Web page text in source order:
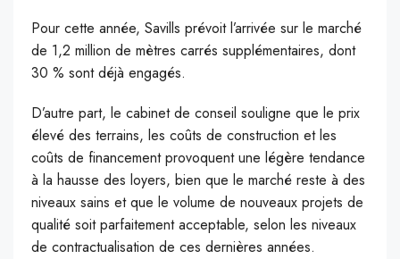
Pour cette année, Savills prévoit l’arrivée sur le marché
de 1,2 million de mètres carrés supplémentaires, dont
30 % sont déjà engagés.
D’autre part, le cabinet de conseil souligne que le prix
élevé des terrains, les coûts de construction et les
coûts de financement provoquent une légère tendance
à la hausse des loyers, bien que le marché reste à des
niveaux sains et que le volume de nouveaux projets de
qualité soit parfaitement acceptable, selon les niveaux
de contractualisation de ces dernières années.